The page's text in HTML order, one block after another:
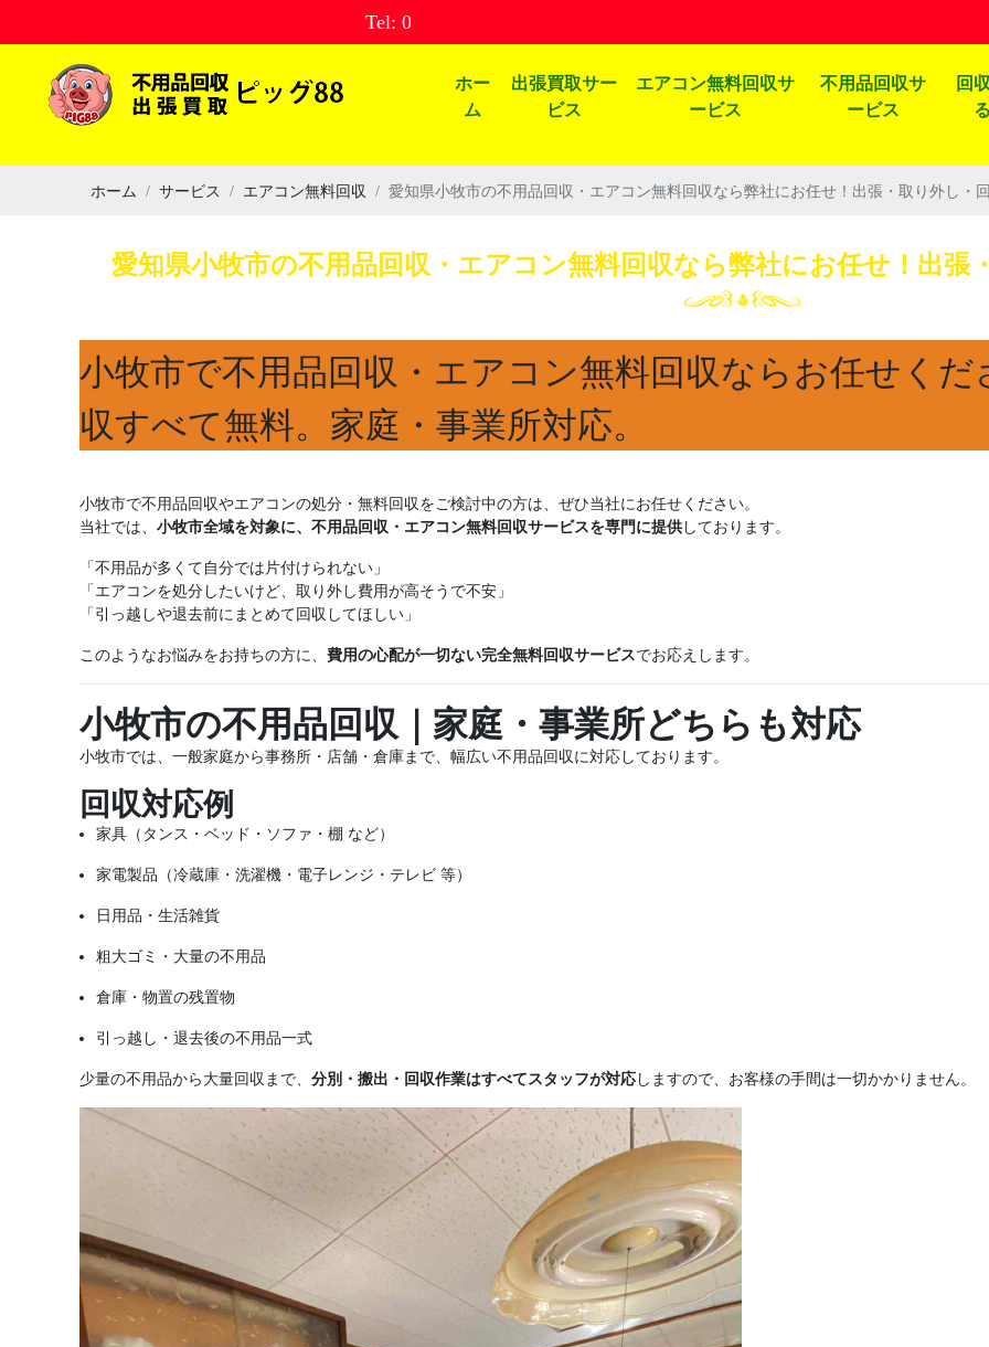
ホー
ム
出張買取サー
ビス
エアコン無料回収サ
ービス
不用品回収サ
ービス
回
ホーム サービス エアコン無料回収 愛知県小牧市の不用品回収・エアコン無料回収なら弊社にお任せ！出張・取り外し・
愛知県小牧市の不用品回収・エアコン無料回収なら弊社にお任せ！出張
小牧市で不用品回収・エアコン無料回収ならお任せく
収すべて無料。家庭・事業所対応。
小牧市で不用品回収やエアコンの処分・無料回収をご検討中の方は、ぜひ当社にお任せください。
当社では、 小牧市全域を対象に、不用品回収・エアコン無料回収サービスを専門に提供 しております。
「不用品が多くて自分では片付けられない」
「エアコンを処分したいけど、取り外し費用が高そうで不安」
「引っ越しや退去前にまとめて回収してほしい」
このようなお悩みをお持ちの方に、 費用の心配が一切ない完全無料回収サービス でお応えします。
小牧市の不用品回収｜家庭・事業所どちらも対応
小牧市では、一般家庭から事務所・店舗・倉庫まで、幅広い不用品回収に対応しております。
回収対応例
家具（タンス・ベッド・ソファ・棚 など）
家電製品（冷蔵庫・洗濯機・電子レンジ・テレビ 等）
日用品・生活雑貨
粗大ゴミ・大量の不用品
倉庫・物置の残置物
引っ越し・退去後の不用品一式
少量の不用品から大量回収まで、 分別・搬出・回収作業はすべてスタッフが対応 しますので、お客様の手間は一切かかりません。